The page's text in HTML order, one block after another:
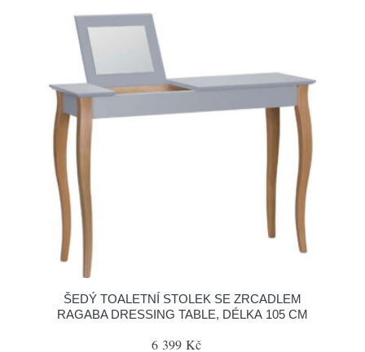
ŠEDÝ TOALETNÍ STOLEK SE ZRCADLEM
RAGABA DRESSING TABLE, DÉLKA 105 CM
6 399 Kč